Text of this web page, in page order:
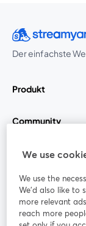
Der einfachste
Produkt
Community
StreamYard für
Mitmachen
Webinar
We use
We use the
We'd also like to
more relevant
reach more